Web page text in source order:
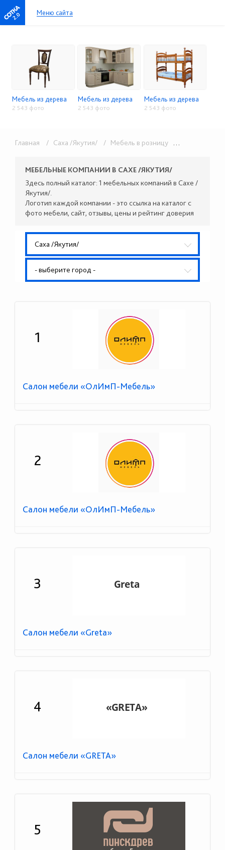
2.0 Меню сайта
Мебель из дерева
2 543 фото
Мебель из дерева
2 543 фото
Мебель из дерева
2 543 фото
Главная / Саха /Якутия/ / Мебель в розницу
МЕБЕЛЬНЫЕ КОМПАНИИ В САХЕ /ЯКУТИЯ/
Здесь полный каталог: 1 мебельных компаний в Сахе /
Якутия/.
Логотип каждой компании - это ссылка на каталог с
фото мебели, сайт, отзывы, цены и рейтинг доверия
Саха /Якутия/
- выберите город -
1
Салон мебели «ОлИмП-Мебель»
2
Салон мебели «ОлИмП-Мебель»
3
Салон мебели «Greta»
4
Салон мебели «GRETA»
5